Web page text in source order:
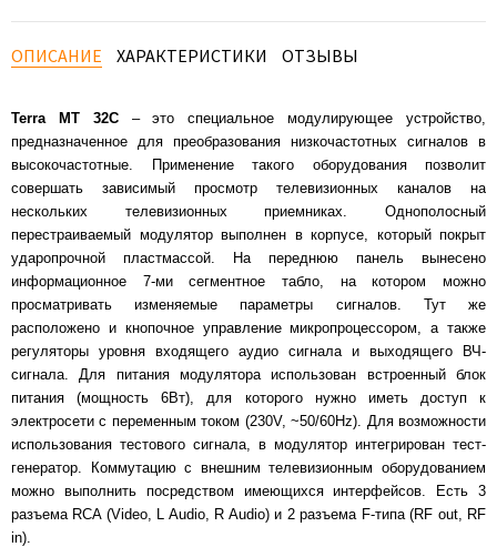
ОПИСАНИЕ ХАРАКТЕРИСТИКИ ОТЗЫВЫ
Terra MT 32С– это специальное модулирующее устройство,
предназначенное для преобразования низкочастотных сигналов в
высокочастотные. Применение такого оборудования позволит
совершать зависимый просмотр телевизионных каналов на
нескольких телевизионных приемниках. Однополосный
перестраиваемый модулятор выполнен в корпусе, который покрыт
ударопрочной пластмассой. На переднюю панель вынесено
информационное 7-ми сегментное табло, на котором можно
просматривать изменяемые параметры сигналов. Тут же
расположено и кнопочное управление микропроцессором, а также
регуляторы уровня входящего аудио сигнала и выходящего ВЧ-
сигнала. Для питания модулятора использован встроенный блок
питания (мощность 6Вт), для которого нужно иметь доступ к
электросети с переменным током (230V, ~50/60Hz). Для возможности
использования тестового сигнала, в модулятор интегрирован тест-
генератор. Коммутацию с внешним телевизионным оборудованием
можно выполнить посредством имеющихся интерфейсов. Есть 3
разъема RCA (Video, L Audio, R Audio) и 2 разъема F-типа (RF out, RF
in).